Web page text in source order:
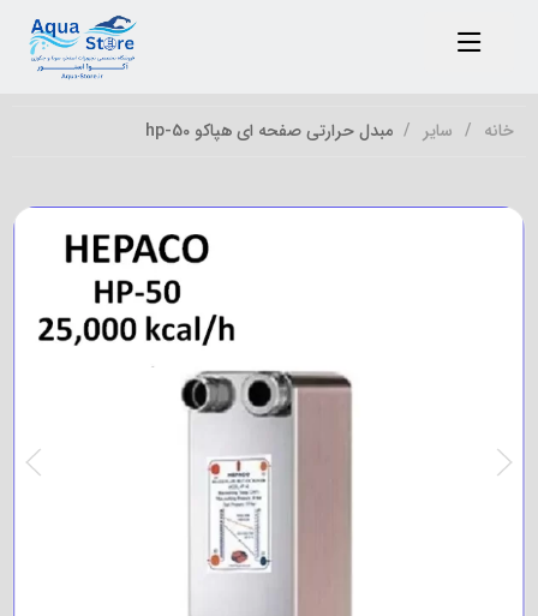
خانه سایر مبدل حرارتی صفحه ای هپاکو hp-50